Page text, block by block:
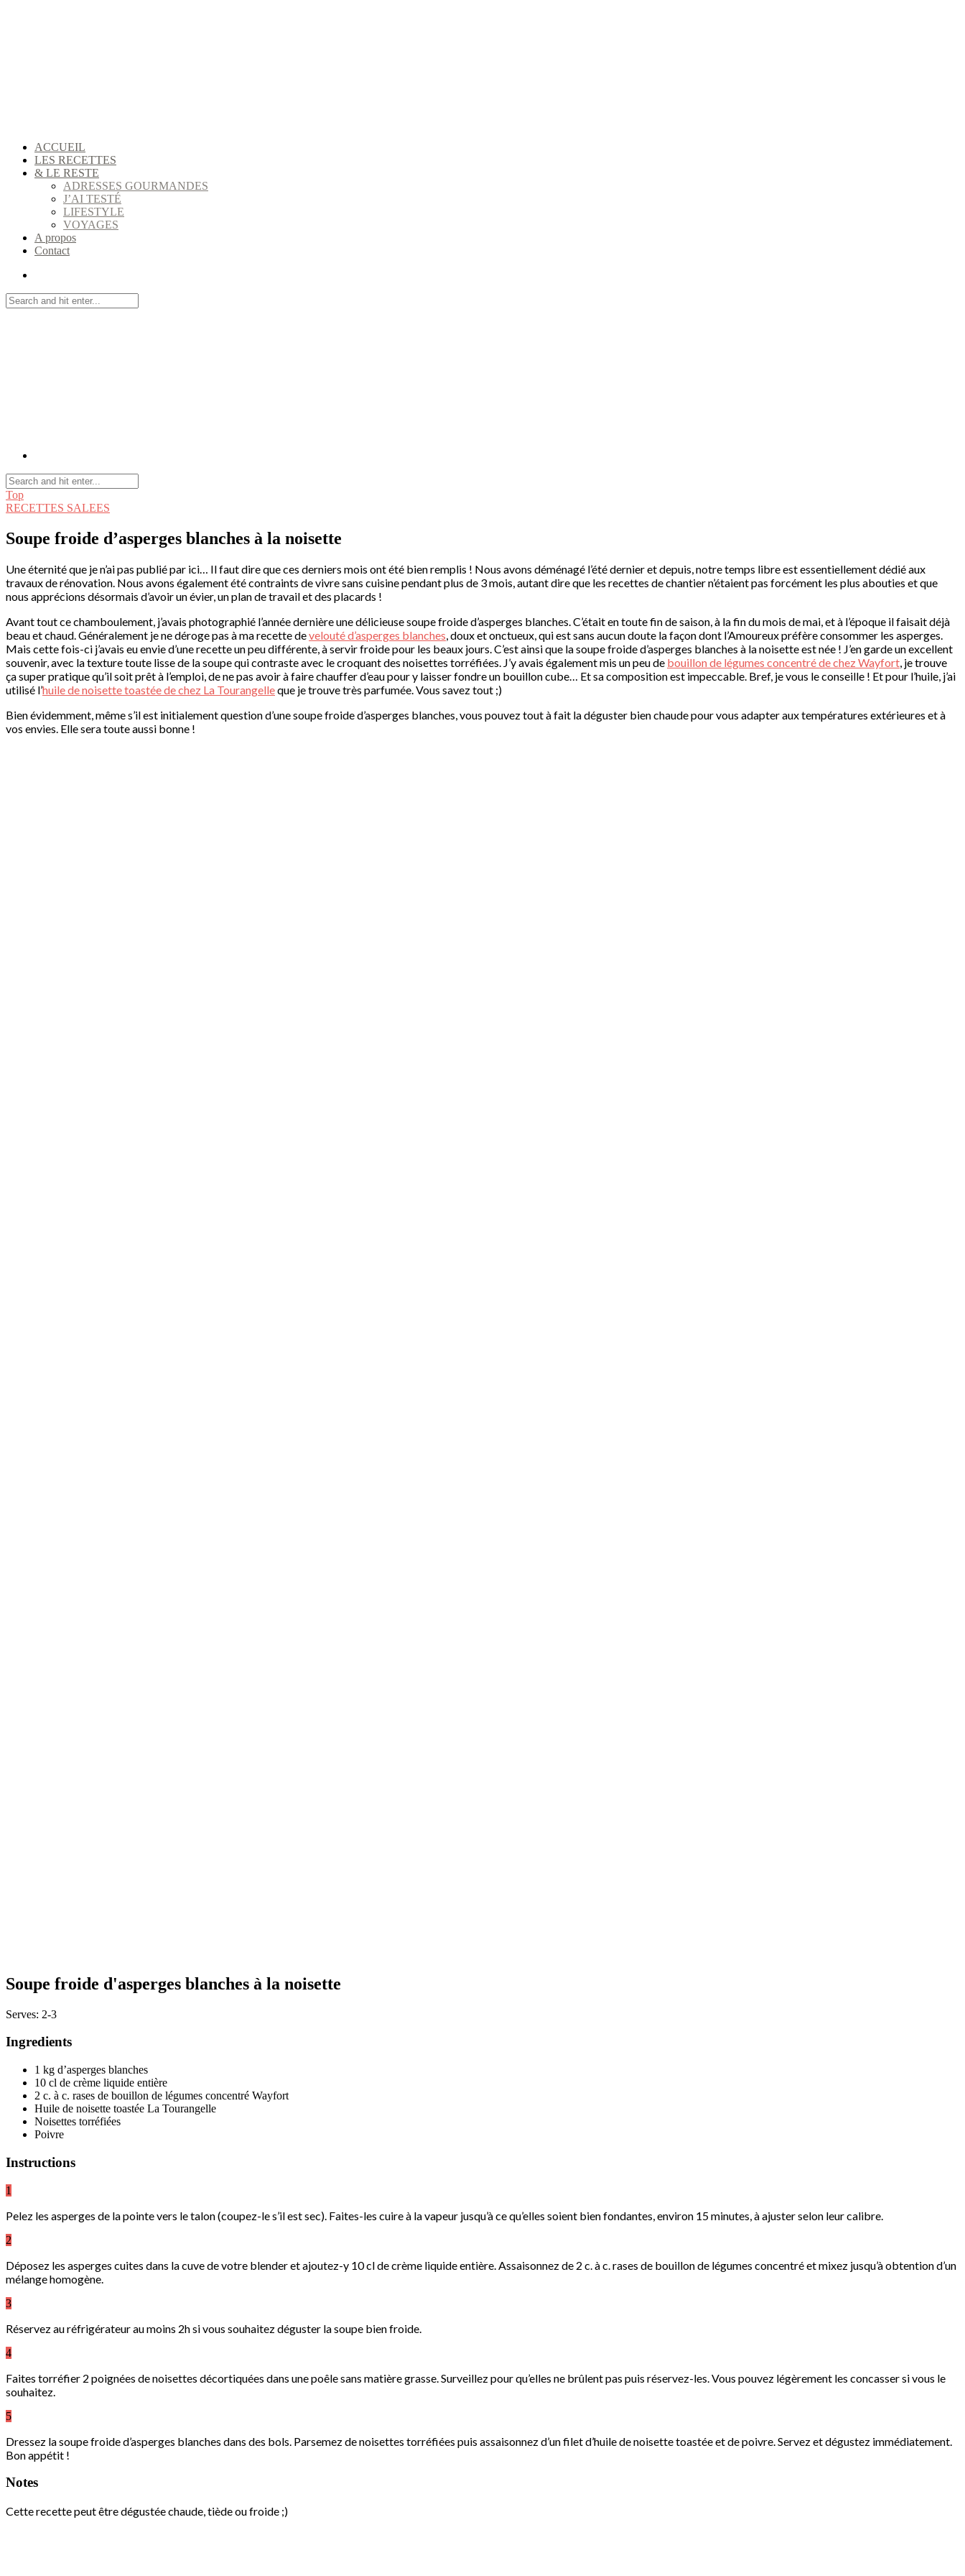
ACCUEIL
LES RECETTES
& LE RESTE
ADRESSES GOURMANDES
J’AI TESTÉ
LIFESTYLE
VOYAGES
A propos
Contact
Top
RECETTES SALEES
Soupe froide d’asperges blanches à la noisette
Une éternité que je n’ai pas publié par ici… Il faut dire que ces derniers mois ont été bien remplis ! Nous avons déménagé l’été dernier et depuis, notre temps libre est essentiellement dédié aux
travaux de rénovation. Nous avons également été contraints de vivre sans cuisine pendant plus de 3 mois, autant dire que les recettes de chantier n’étaient pas forcément les plus abouties et que
nous apprécions désormais d’avoir un évier, un plan de travail et des placards !
Avant tout ce chamboulement, j’avais photographié l’année dernière une délicieuse soupe froide d’asperges blanches. C’était en toute fin de saison, à la fin du mois de mai, et à l’époque il faisait déjà
beau et chaud. Généralement je ne déroge pas à ma recette develouté d’asperges blanches, doux et onctueux, qui est sans aucun doute la façon dont l’Amoureux préfère consommer les asperges.
Mais cette fois-ci j’avais eu envie d’une recette un peu différente, à servir froide pour les beaux jours. C’est ainsi que la soupe froide d’asperges blanches à la noisette est née ! J’en garde un excellent
souvenir, avec la texture toute lisse de la soupe qui contraste avec le croquant des noisettes torréfiées. J’y avais également mis un peu de bouillon de légumes concentré de chez Wayfort, je trouve
ça super pratique qu’il soit prêt à l’emploi, de ne pas avoir à faire chauffer d’eau pour y laisser fondre un bouillon cube… Et sa composition est impeccable. Bref, je vous le conseille ! Et pour l’huile, j’ai
utilisé l’huile de noisette toastée de chez La Tourangelleque je trouve très parfumée. Vous savez tout ;)
Bien évidemment, même s’il est initialement question d’une soupe froide d’asperges blanches, vous pouvez tout à fait la déguster bien chaude pour vous adapter aux températures extérieures et à
vos envies. Elle sera toute aussi bonne !
Soupe froide d'asperges blanches à la noisette
Serves: 2-3
Ingredients
1 kg d’asperges blanches
10 cl de crème liquide entière
2 c. à c. rases de bouillon de légumes concentré Wayfort
Huile de noisette toastée La Tourangelle
Noisettes torréfiées
Poivre
Instructions
1
Pelez les asperges de la pointe vers le talon (coupez-le s’il est sec). Faites-les cuire à la vapeur jusqu’à ce qu’elles soient bien fondantes, environ 15 minutes, à ajuster selon leur calibre.
2
Déposez les asperges cuites dans la cuve de votre blender et ajoutez-y 10 cl de crème liquide entière. Assaisonnez de 2 c. à c. rases de bouillon de légumes concentré et mixez jusqu’à obtention d’un
mélange homogène.
3
Réservez au réfrigérateur au moins 2h si vous souhaitez déguster la soupe bien froide.
4
Faites torréfier 2 poignées de noisettes décortiquées dans une poêle sans matière grasse. Surveillez pour qu’elles ne brûlent pas puis réservez-les. Vous pouvez légèrement les concasser si vous le
souhaitez.
5
Dressez la soupe froide d’asperges blanches dans des bols. Parsemez de noisettes torréfiées puis assaisonnez d’un filet d’huile de noisette toastée et de poivre. Servez et dégustez immédiatement.
Bon appétit !
Notes
Cette recette peut être dégustée chaude, tiède ou froide ;)